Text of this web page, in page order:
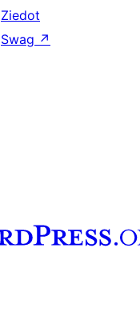
Ziedot
Swag ↗